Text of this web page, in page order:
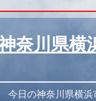
奈川県横
今日の神奈川県横浜